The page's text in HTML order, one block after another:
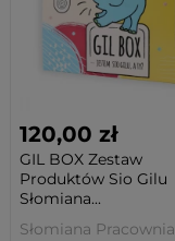
120,00 zł
GIL BOX Zestaw
Produktów Sio Gilu
Słomiana...
Słomiana Pracownia